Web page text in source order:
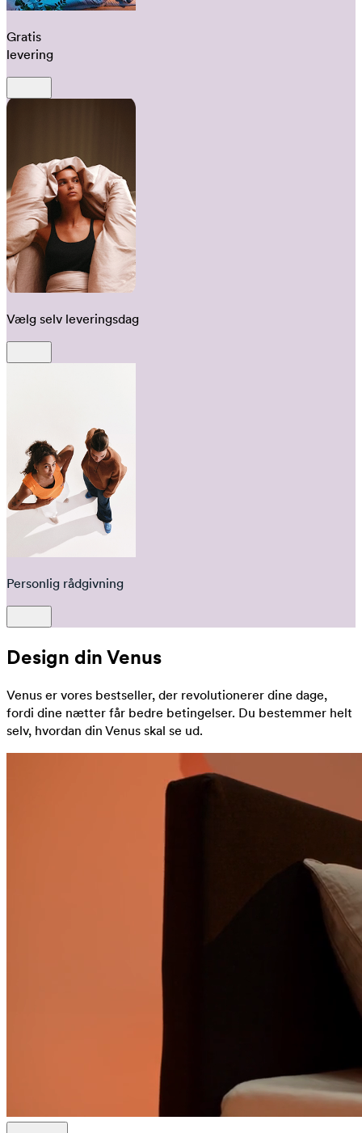
Gratis
levering
Vælg selv leveringsdag
Personlig rådgivning
Design din Venus
Venus er vores bestseller, der revolutionerer dine dage,
fordi dine nætter får bedre betingelser. Du bestemmer helt
selv, hvordan din Venus skal se ud.